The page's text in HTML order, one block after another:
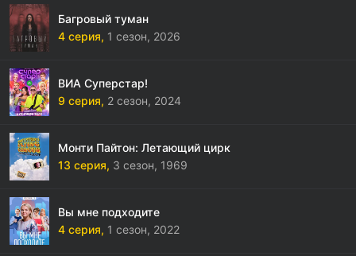
Багровый туман
4 серия, 1 сезон, 2026
ВИА Суперстар!
9 серия, 2 сезон, 2024
Монти Пайтон: Летающий цирк
13 серия, 3 сезон, 1969
Вы мне подходите
4 серия, 1 сезон, 2022